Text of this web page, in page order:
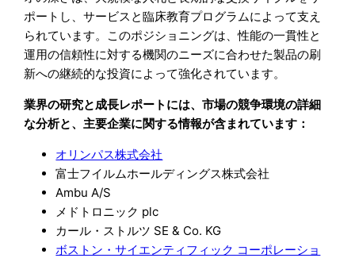
ポートし、サービスと臨床教育プログラムによって支え
られています。このポジショニングは、性能の一貫性と
運用の信頼性に対する機関のニーズに合わせた製品の刷
新への継続的な投資によって強化されています。
業界の研究と成長レポートには、市場の競争環境の詳細
な分析と、主要企業に関する情報が含まれています：
オリンパス株式会社
富士フイルムホールディングス株式会社
Ambu A/S
メドトロニック plc
カール・ストルツ SE & Co. KG
ボストン・サイエンティフィック コーポレーショ